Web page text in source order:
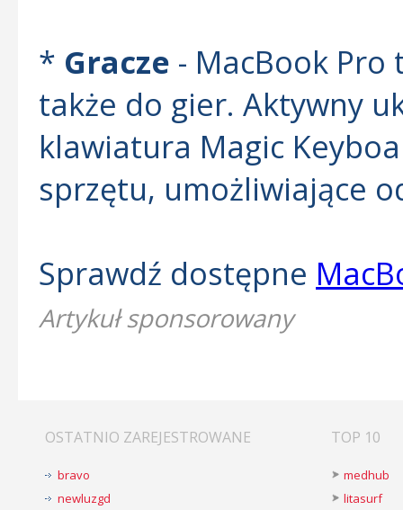
* Gracze - MacBook
także do gier. Aktywny
klawiatura Magic
sprzętu, umożliwiające
Sprawdź dostępne
Artykuł sponsorowany
OSTATNIO ZAREJESTROWANE
bravo
newluzgd
TOP 10
medhub
litasurf